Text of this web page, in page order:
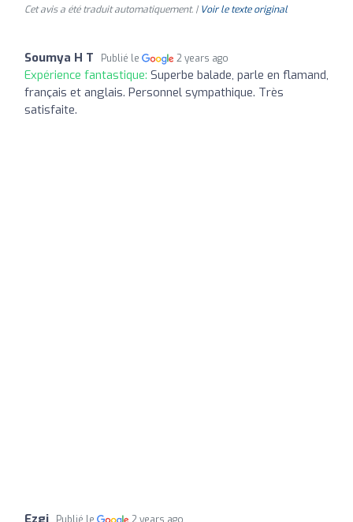
Cet avis a été traduit automatiquement. | Voir le texte original
Soumya H T Publié le 2 years ago
Expérience fantastique: Superbe balade, parle en flamand,
français et anglais. Personnel sympathique. Très
satisfaite.
Ezgi Publié le 2 years ago